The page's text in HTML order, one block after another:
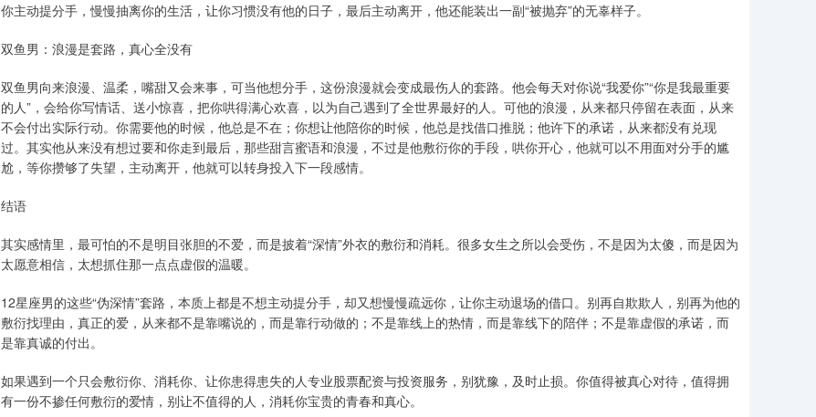
你主动提分手，慢慢抽离你的生活，让你习惯没有他的日子，最后主动离开，他还能装出一副“被抛弃”的无辜样子。
双鱼男：浪漫是套路，真心全没有
双鱼男向来浪漫、温柔，嘴甜又会来事，可当他想分手，这份浪漫就会变成最伤人的套路。他会每天对你说“我爱你”“你是我最重要
的人”，会给你写情话、送小惊喜，把你哄得满心欢喜，以为自己遇到了全世界最好的人。可他的浪漫，从来都只停留在表面，从来
不会付出实际行动。你需要他的时候，他总是不在；你想让他陪你的时候，他总是找借口推脱；他许下的承诺，从来都没有兑现
过。其实他从来没有想过要和你走到最后，那些甜言蜜语和浪漫，不过是他敷衍你的手段，哄你开心，他就可以不用面对分手的尴
尬，等你攒够了失望，主动离开，他就可以转身投入下一段感情。
结语
其实感情里，最可怕的不是明目张胆的不爱，而是披着“深情”外衣的敷衍和消耗。很多女生之所以会受伤，不是因为太傻，而是因为
太愿意相信，太想抓住那一点点虚假的温暖。
12星座男的这些“伪深情”套路，本质上都是不想主动提分手，却又想慢慢疏远你，让你主动退场的借口。别再自欺欺人，别再为他的
敷衍找理由，真正的爱，从来都不是靠嘴说的，而是靠行动做的；不是靠线上的热情，而是靠线下的陪伴；不是靠虚假的承诺，而
是靠真诚的付出。
如果遇到一个只会敷衍你、消耗你、让你患得患失的人专业股票配资与投资服务，别犹豫，及时止损。你值得被真心对待，值得拥
有一份不掺任何敷衍的爱情，别让不值得的人，消耗你宝贵的青春和真心。